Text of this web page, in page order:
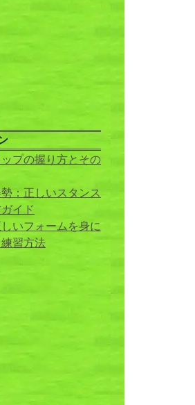
プの握り方とその
：正しいスタンス
イド
いフォームを身に
習方法